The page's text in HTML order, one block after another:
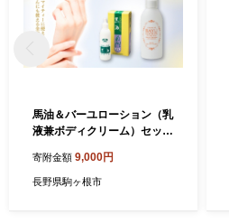
馬油＆バーユローション（乳
液兼ボディクリーム）セット
クリーム
寄附金額 9,000円
長野県駒ヶ根市